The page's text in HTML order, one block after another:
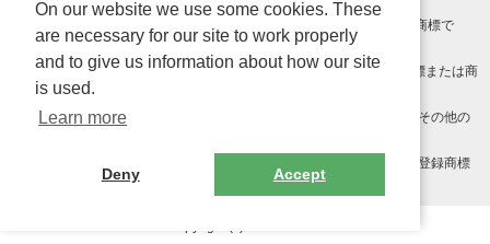
Android、Google Play および Google Play ロゴ は Google LLC の商標で
す。
Windows は Microsoft Inc.の米国およびその他の国における登録商標または商
標です。
Adobe、Adobe Reader、Adobe PDF は、Adobe Inc.の米国およびその他の
その他、記載されている会社名、商品名、ロゴは各社の商標または登録商標
On our website we use some cookies. These
are necessary for our site to work properly
and to give us information about how our site
is used.
Learn more
Deny Accept